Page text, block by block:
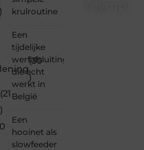
)
(30
)
(21
)
krulroutine
Een
tijdelijke
werfafsluiting
die echt
werkt in
België
Een
hooinet als
slowfeeder